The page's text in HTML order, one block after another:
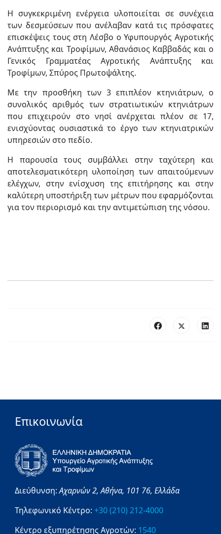
Η συγκεκριμένη ενέργεια υλοποιείται σε συνέχεια
των δεσμεύσεων που ανέλαβαν κατά τις πρόσφατες
επισκέψεις τους στη Λέσβο ο Υφυπουργός Αγροτικής
Ανάπτυξης και Τροφίμων, Αθανάσιος Καββαδάς και ο
Γενικός Γραμματέας Αγροτικής Ανάπτυξης και
Τροφίμων, Σπύρος Πρωτοψάλτης.
Με την προσθήκη των 3 επιπλέον κτηνιάτρων, ο
συνολικός αριθμός των στρατιωτικών κτηνιάτρων
που επιχειρούν στο νησί ανέρχεται πλέον σε 17,
ενισχύοντας ουσιαστικά το έργο των κτηνιατρικών
υπηρεσιών στο πεδίο.
Η παρουσία τους συμβάλλει στην ταχύτερη και
αποτελεσματικότερη υλοποίηση των απαιτούμενων
ελέγχων, στην ενίσχυση της επιτήρησης και στην
καλύτερη υποστήριξη των μέτρων που εφαρμόζονται
για τον περιορισμό και την αντιμετώπιση της νόσου.
Επικοινωνία
Διεύθυνση:Αχαρνών 2,Αθήνα, 101 76, Ελλάδα
Τηλεφωνικό Κέντρο: +30 (210) 212-4000
Κέντρο εξυπηρέτησης Αγροτών: 1540